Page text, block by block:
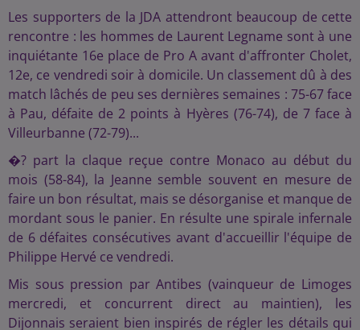
Les supporters de la JDA attendront beaucoup de cette
rencontre : les hommes de Laurent Legname sont à une
inquiétante 16e place de Pro A avant d'affronter Cholet,
12e, ce vendredi soir à domicile. Un classement dû à des
match lâchés de peu ses dernières semaines : 75-67 face
à Pau, défaite de 2 points à Hyères (76-74), de 7 face à
Villeurbanne (72-79)...
�? part la claque reçue contre Monaco au début du
mois (58-84), la Jeanne semble souvent en mesure de
faire un bon résultat, mais se désorganise et manque de
mordant sous le panier. En résulte une spirale infernale
de 6 défaites consécutives avant d'accueillir l'équipe de
Philippe Hervé ce vendredi.
Mis sous pression par Antibes (vainqueur de Limoges
mercredi, et concurrent direct au maintien), les
Dijonnais seraient bien inspirés de régler les détails qui